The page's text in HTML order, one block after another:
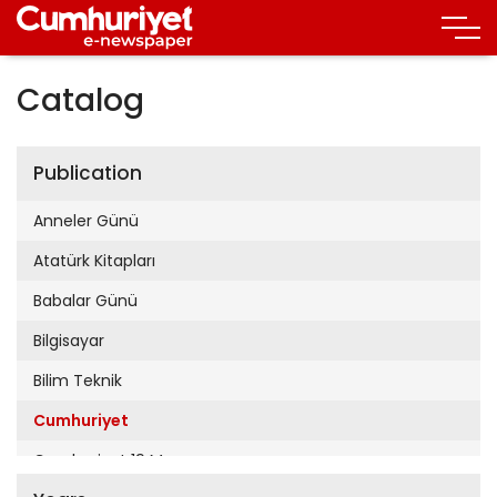
Catalog
Publication
Anneler Günü
Atatürk Kitapları
Babalar Günü
Bilgisayar
Bilim Teknik
Cumhuriyet
Cumhuriyet 19 Mayıs